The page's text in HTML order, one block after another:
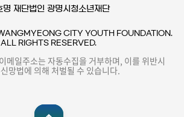
명 재단법인 광명시청소년재단
CITY YOUTH FOUNDATION.
ALL RIGHTS RESERVED.
메일주소는 자동수집을 거부하며, 이를 위반시
망법에 의해 처벌될 수 있습니다.